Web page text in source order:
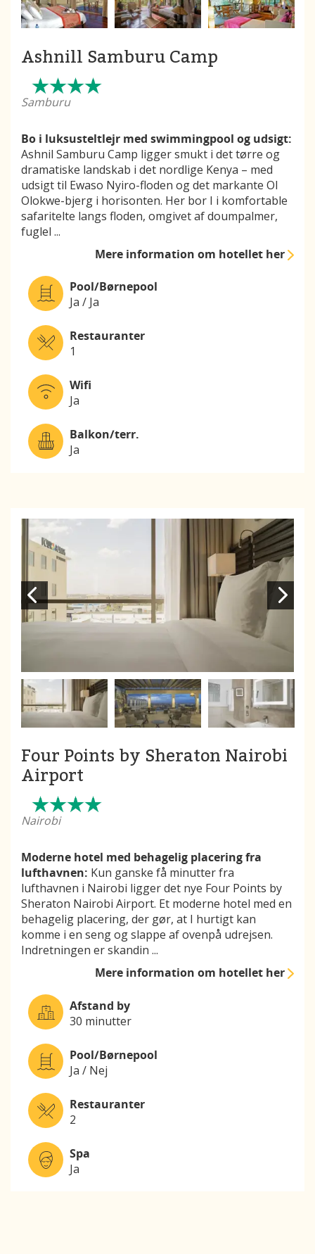
Ashnill Samburu Camp
Samburu
Bo i luksusteltlejr med swimmingpool og udsigt:
Ashnil Samburu Camp ligger smukt i det tørre og
dramatiske landskab i det nordlige Kenya – med
udsigt til Ewaso Nyiro-floden og det markante Ol
Olokwe-bjerg i horisonten. Her bor I i komfortable
safaritelte langs floden, omgivet af doumpalmer,
fuglel ...
Mere informationom hotellet her
Pool/Børnepool
Ja / Ja
Restauranter
1
Wifi
Ja
Balkon/terr.
Ja
Four Points by Sheraton Nairobi
Airport
Nairobi
Moderne hotel med behagelig placering fra
lufthavnen: Kun ganske få minutter fra
lufthavnen i Nairobi ligger det nye Four Points by
Sheraton Nairobi Airport. Et moderne hotel med en
behagelig placering, der gør, at I hurtigt kan
komme i en seng og slappe af ovenpå udrejsen.
Indretningen er skandin ...
Mere informationom hotellet her
Afstand by
30 minutter
Pool/Børnepool
Ja / Nej
Restauranter
2
Spa
Ja